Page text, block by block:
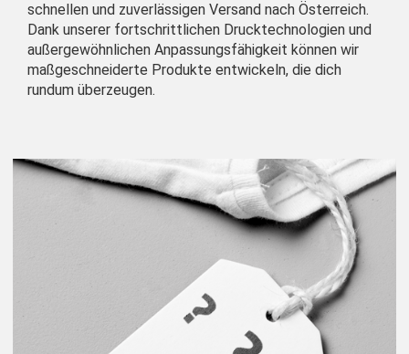
schnellen und zuverlässigen Versand nach Österreich.
Dank unserer fortschrittlichen Drucktechnologien und
außergewöhnlichen Anpassungsfähigkeit können wir
maßgeschneiderte Produkte entwickeln, die dich
rundum überzeugen.